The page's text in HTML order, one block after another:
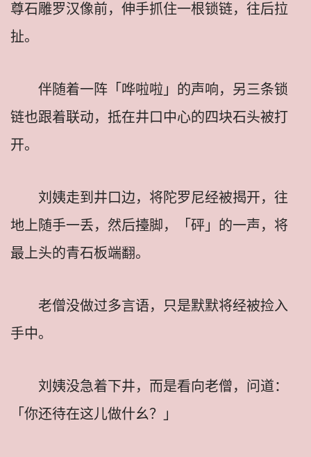
尊石雕罗汉像前，伸手抓住一根锁链，往后拉
扯。
伴随着一阵「哗啦啦」的声响，另三条锁
链也跟着联动，抵在井口中心的四块石头被打
开。
刘姨走到井口边，将陀罗尼经被揭开，往
地上随手一丢，然后擡脚，「砰」的一声，将
最上头的青石板端翻。
老僧没做过多言语，只是默默将经被捡入
手中。
刘姨没急着下井，而是看向老僧，问道：
「你还待在这儿做什幺？」